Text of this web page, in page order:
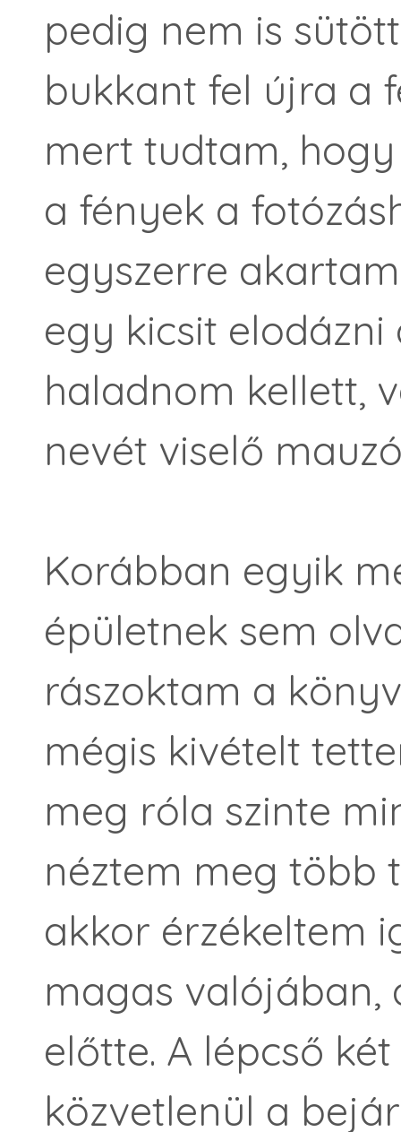
pedig nem is
bukkant fel újra a
mert tudtam,
a fények a
egyszerre
egy kicsit elodázni
haladnom kellett,
nevét viselő
Korábban egyik
épületnek sem
rászoktam a
mégis kivételt
meg róla szinte
néztem meg több
akkor érzékeltem
magas
előtte. A lépcső
közvetlenül a